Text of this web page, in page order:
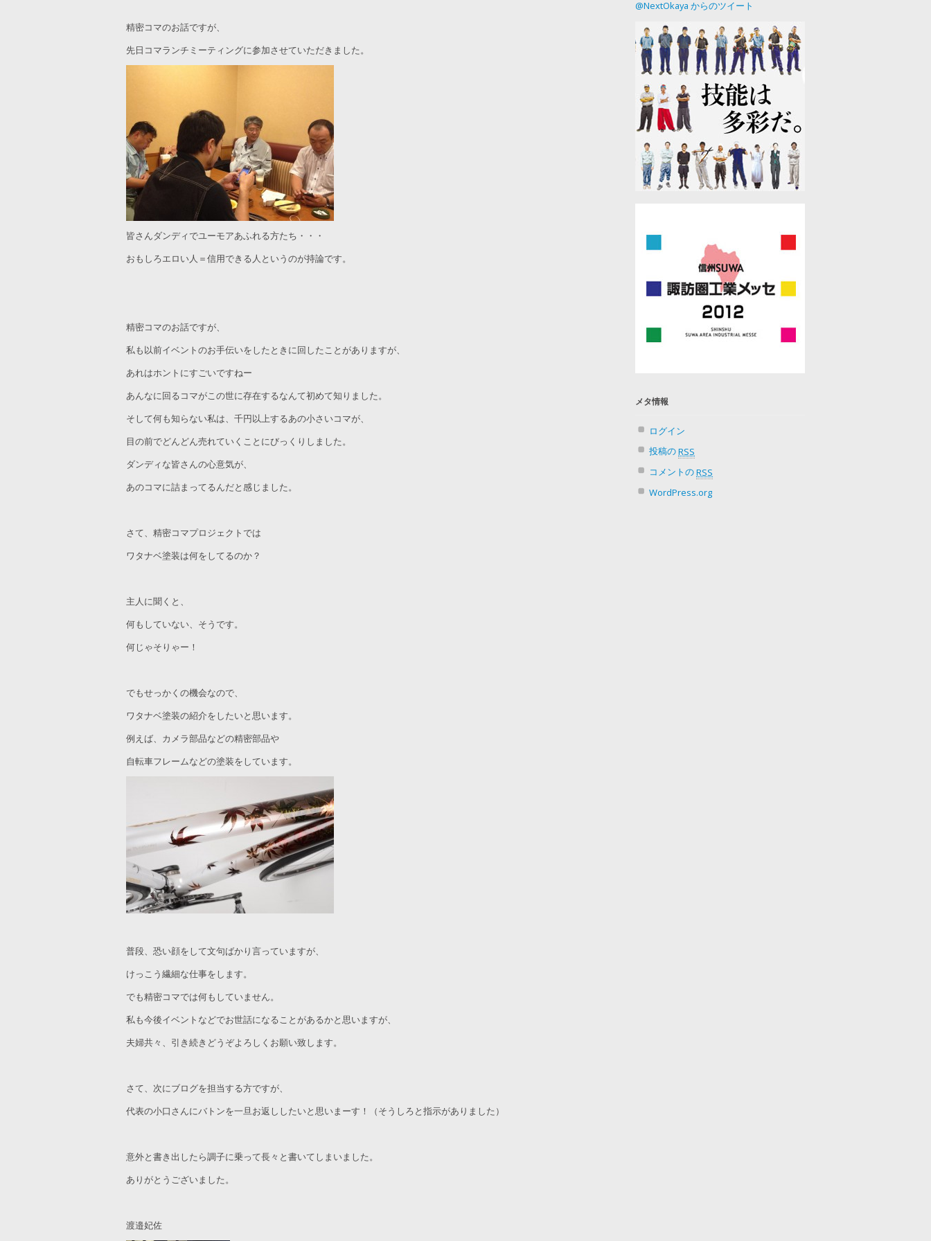
精密コマのお話ですが、
先日コマランチミーティングに参加させていただきました。
皆さんダンディでユーモアあふれる方たち・・・
おもしろエロい人＝信用できる人というのが持論です。
精密コマのお話ですが、
私も以前イベントのお手伝いをしたときに回したことがありますが、
あれはホントにすごいですねー
あんなに回るコマがこの世に存在するなんて初めて知りました。
そして何も知らない私は、千円以上するあの小さいコマが、
目の前でどんどん売れていくことにびっくりしました。
ダンディな皆さんの心意気が、
あのコマに詰まってるんだと感じました。
さて、精密コマプロジェクトでは
ワタナベ塗装は何をしてるのか？
主人に聞くと、
何もしていない、そうです。
何じゃそりゃー！
でもせっかくの機会なので、
ワタナベ塗装の紹介をしたいと思います。
例えば、カメラ部品などの精密部品や
自転車フレームなどの塗装をしています。
普段、恐い顔をして文句ばかり言っていますが、
けっこう繊細な仕事をします。
でも精密コマでは何もしていません。
私も今後イベントなどでお世話になることがあるかと思いますが、
夫婦共々、引き続きどうぞよろしくお願い致します。
さて、次にブログを担当する方ですが、
代表の小口さんにバトンを一旦お返ししたいと思いまーす！（そうしろと指示がありました）
意外と書き出したら調子に乗って長々と書いてしまいました。
ありがとうございました。
渡邉妃佐
@NextOkaya からのツイート
メタ情報
ログイン
投稿のRSS
コメントのRSS
WordPress.org